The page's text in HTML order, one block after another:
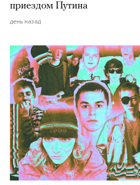
приездом Путина
день назад